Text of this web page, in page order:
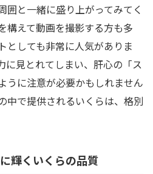
囲と一緒に盛り上がってみてく
構えて動画を撮影する方も多
としても非常に人気がありま
に見とれてしまい、肝心の「ス
うに注意が必要かもしれません
中で提供されるいくらは、格別
輝くいくらの品質